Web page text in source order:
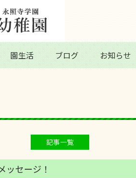
園生活 ブログ お知らせ
記事一覧
ッセージ！